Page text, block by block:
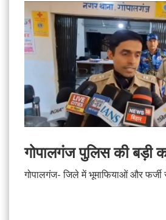
गोपालगंज पुलिस की बड़ी
गोपालगंज- जिले में भूमाफियाओं और